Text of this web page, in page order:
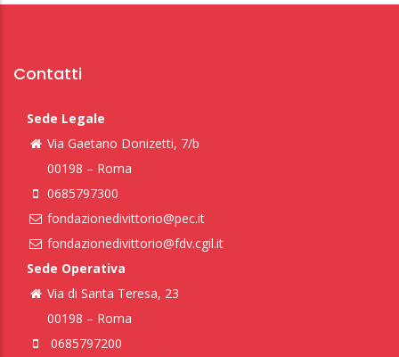
Contatti
Sede Legale
Via Gaetano Donizetti, 7/b
00198 – Roma
0685797300
fondazionedivittorio@pec.it
fondazionedivittorio@fdv.cgil.it
Sede Operativa
Via di Santa Teresa, 23
00198 – Roma
0685797200